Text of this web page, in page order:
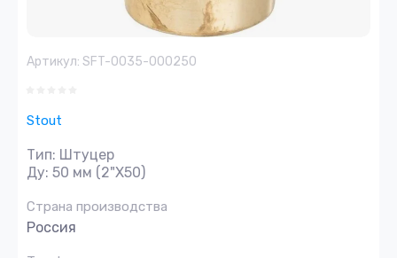
Артикул: SFT-0035-000250
Stout
Тип: Штуцер
Ду: 50 мм (2"X50)
Страна производства
Россия